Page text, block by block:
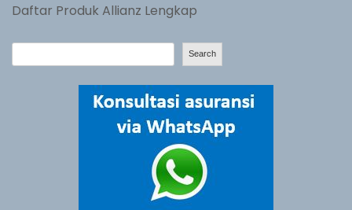
Daftar Produk Allianz Lengkap
e
Search